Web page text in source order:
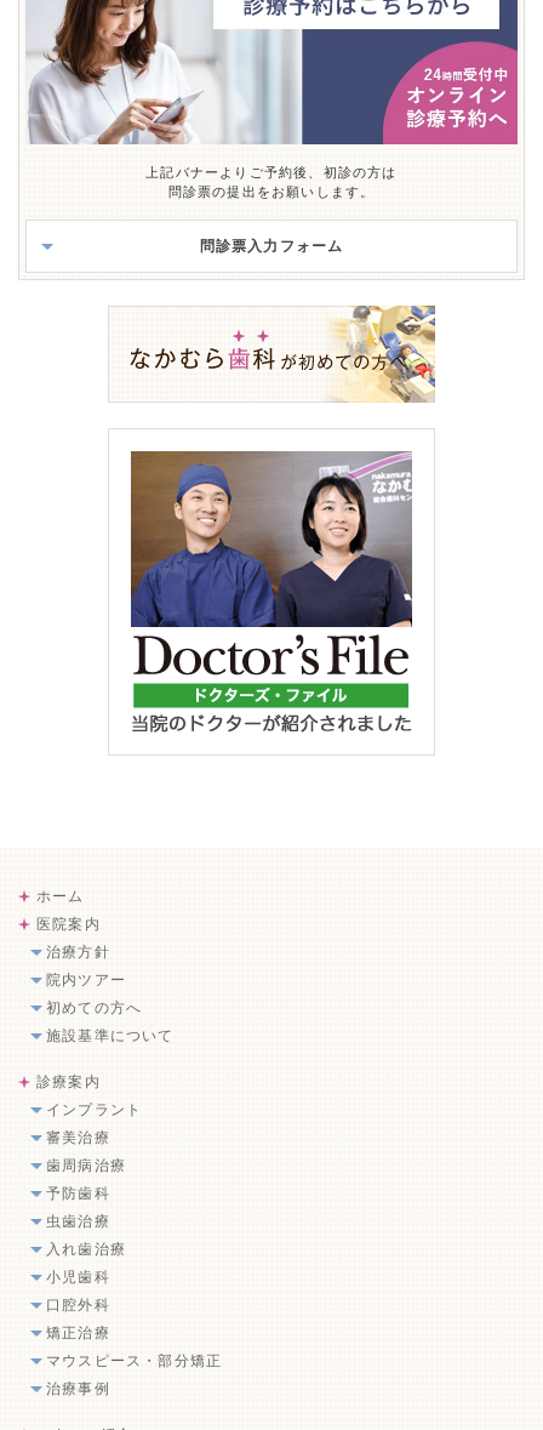
上記バナーよりご予約後、初診の方は
問診票の提出をお願いします。
問診票入力フォーム
ホーム
医院案内
治療方針
院内ツアー
初めての方へ
施設基準について
診療案内
インプラント
審美治療
歯周病治療
予防歯科
虫歯治療
入れ歯治療
小児歯科
口腔外科
矯正治療
マウスピース・部分矯正
治療事例